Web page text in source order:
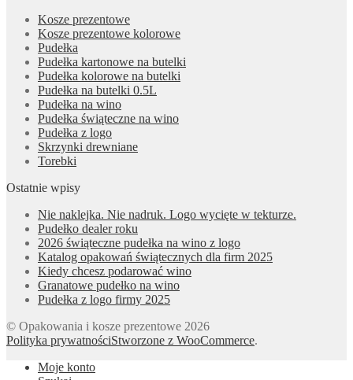
Kosze prezentowe
Kosze prezentowe kolorowe
Pudełka
Pudełka kartonowe na butelki
Pudełka kolorowe na butelki
Pudełka na butelki 0.5L
Pudełka na wino
Pudełka świąteczne na wino
Pudełka z logo
Skrzynki drewniane
Torebki
Ostatnie wpisy
Nie naklejka. Nie nadruk. Logo wycięte w tekturze.
Pudełko dealer roku
2026 świąteczne pudełka na wino z logo
Katalog opakowań świątecznych dla firm 2025
Kiedy chcesz podarować wino
Granatowe pudełko na wino
Pudełka z logo firmy 2025
© Opakowania i kosze prezentowe 2026
Polityka prywatnościStworzone z WooCommerce.
Moje konto